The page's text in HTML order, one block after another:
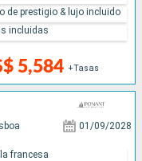
5,584 +Tasas
de prestigio & lujo incluido
incluidas
01/09/2028
francesa